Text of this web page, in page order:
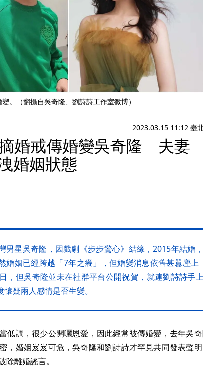
。（翻攝自吳奇隆、劉詩詩工作室微博）
2023.03.15 11:12 臺
婚戒傳婚變吳奇隆 夫妻
婚姻狀態
男星吳奇隆，因戲劇《步步驚心》結緣，2015年結婚
婚姻已經跨越「7年之癢」，但婚變消息依舊甚囂塵上
，但吳奇隆並未在社群平台公開祝賀，就連劉詩詩手
疑兩人感情是否生變。
低調，很少公開曬恩愛，因此經常被傳婚變，去年吳
，婚姻岌岌可危，吳奇隆和劉詩詩才罕見共同發表聲
離婚謠言。